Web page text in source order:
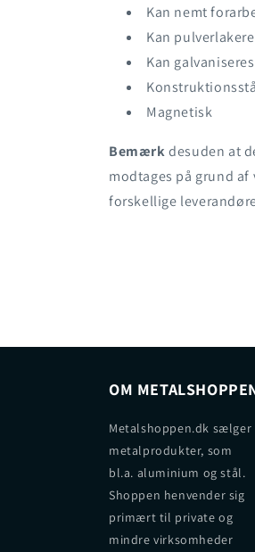
Kan nemt
Kan
Kan galvaniseres
Magnetisk
Bemærk desuden at
modtages på grund
forskellige
OM
Metalshoppen.dk sælger
metalprodukter, som
bl.a. aluminium og stål.
Shoppen henvender sig
primært til private og
mindre virksomheder